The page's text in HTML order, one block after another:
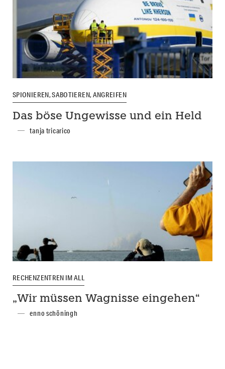
SPIONIEREN, SABOTIEREN, ANGREIFEN
Das böse Ungewisse und ein Held
tanja tricarico
RECHENZENTREN IM ALL
„Wir müssen Wagnisse eingehen“
enno schöningh